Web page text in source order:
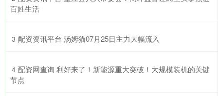
百姓生活
3 ​配资资讯平台 汤姆猫07月25日主力大幅流入
4 ​配资网查询 利好来了！新能源重大突破！大规模装机的关键
节点